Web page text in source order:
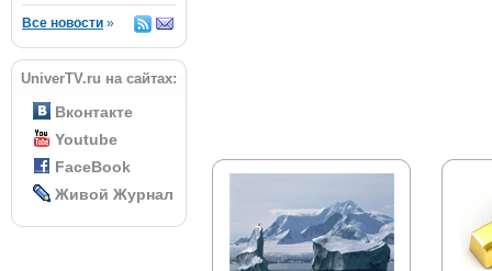
Все новости »
UniverTV.ru на сайтах:
Вконтакте
Youtube
FaceBook
Живой Журнал